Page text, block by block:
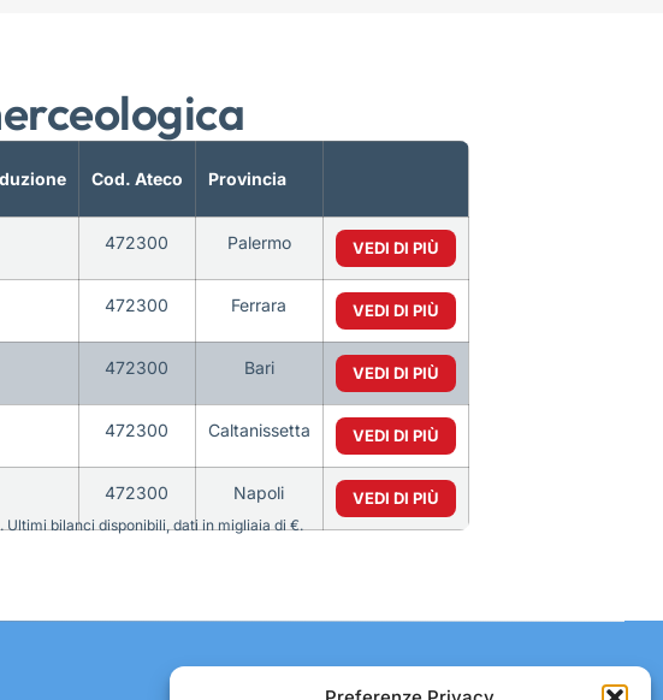
Cod. Ateco Provincia
472300 Palermo VEDI DI PIÙ
472300 Ferrara VEDI DI PIÙ
472300 Bari VEDI DI PIÙ
472300 Caltanissetta VEDI DI PIÙ
472300 Napoli VEDI DI PIÙ
bilanci disponibili, dati in migliaia di €.